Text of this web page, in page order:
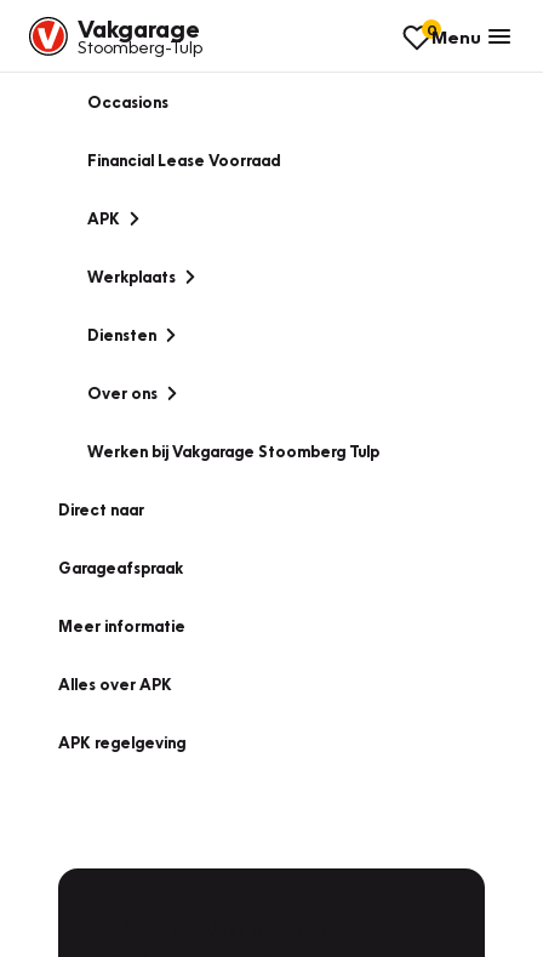
Vakgarage
Stoomberg-Tulp
0Menu
Occasions
Financial Lease Voorraad
APK
Werkplaats
Diensten
Over ons
Werken bij Vakgarage Stoomberg Tulp
Direct naar
Garageafspraak
Meer informatie
Alles over APK
APK regelgeving